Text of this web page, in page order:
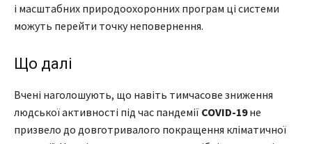
і масштабних природоохоронних програм ці системи
можуть перейти точку неповернення.
Що далі
Вчені наголошують, що навіть тимчасове зниження
людської активності під час пандемії COVID-19не
призвело до довготривалого покращення кліматичної